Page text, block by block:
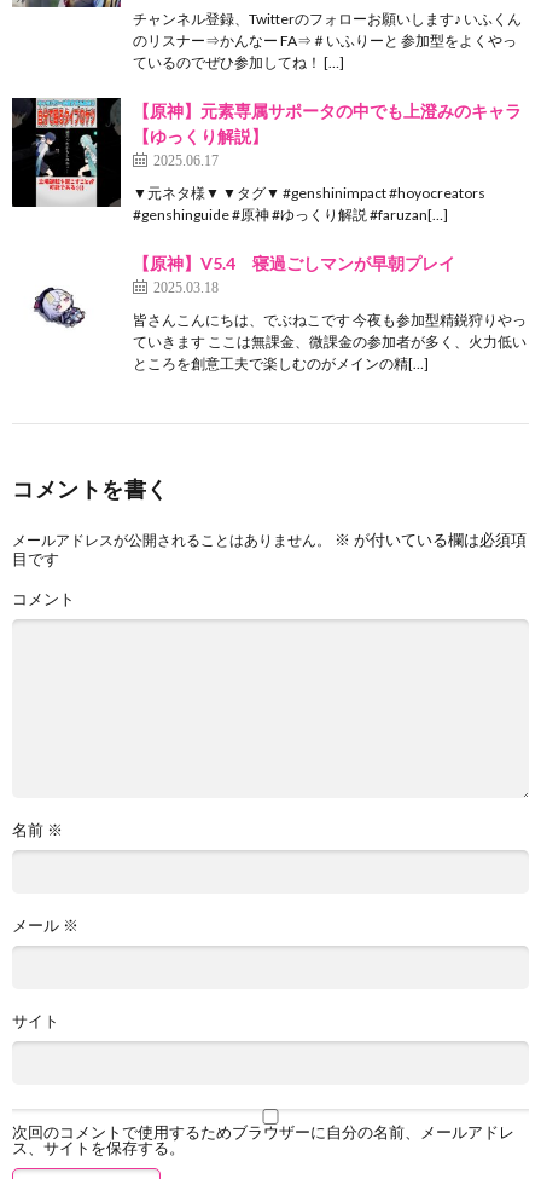
チャンネル登録、Twitterのフォローお願いします♪ いふくん
のリスナー⇒かんなー FA⇒＃いふりーと 参加型をよくやっ
ているのでぜひ参加してね！ […]
【原神】元素専属サポータの中でも上澄みのキャラ
【ゆっくり解説】
2025.06.17
▼元ネタ様▼ ▼タグ▼ #genshinimpact #hoyocreators
#genshinguide #原神 #ゆっくり解説 #faruzan[…]
【原神】V5.4 寝過ごしマンが早朝プレイ
2025.03.18
皆さんこんにちは、でぶねこです 今夜も参加型精鋭狩りやっ
ていきます ここは無課金、微課金の参加者が多く、火力低い
ところを創意工夫で楽しむのがメインの精[…]
コメントを書く
メールアドレスが公開されることはありません。 ※ が付いている欄は必須項
目です
コメント
名前 ※
メール ※
サイト
次回のコメントで使用するためブラウザーに自分の名前、メールアドレ
ス、サイトを保存する。